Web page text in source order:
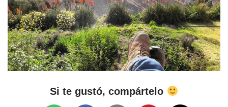
Si te gustó, compártelo